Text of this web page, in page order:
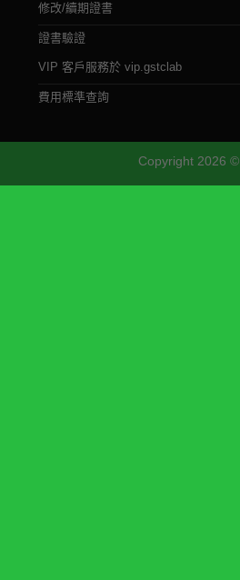
修改/續期證書
證書驗證
VIP 客戶服務於 vip.gstclab
費用標準查詢
Copyright 2026 ©